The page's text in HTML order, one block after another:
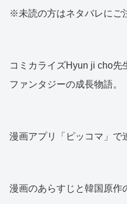
※未読の方はネタバレにご
コミカライズHyun ji cho先
ファンタジーの成長物語。
漫画アプリ「ピッコマ」で
漫画のあらすじと韓国原作